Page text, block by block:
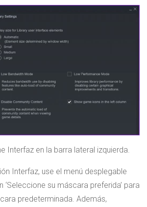
Interfaz en la barra lateral izquierda.
Interfaz, use el menú desplegable
‘Seleccione su máscara preferida’ para
predeterminada. Además,